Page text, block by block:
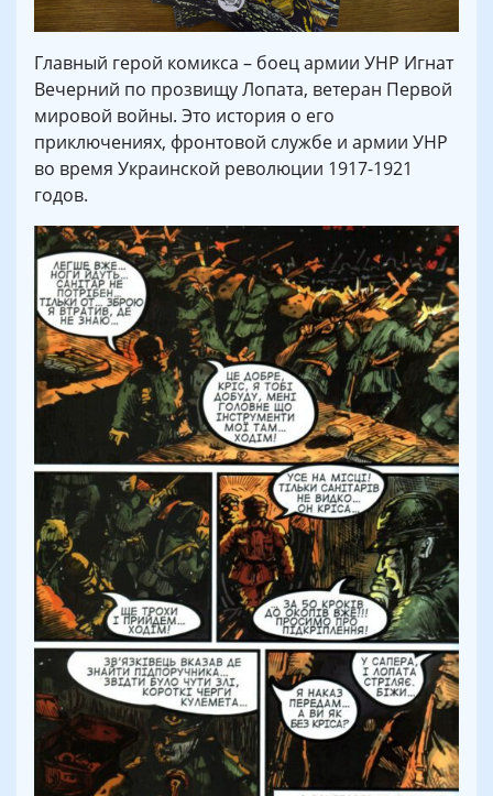
Главный герой комикса – боец армии УНР Игнат
Вечерний по прозвищу Лопата, ветеран Первой
мировой войны. Это история о его
приключениях, фронтовой службе и армии УНР
во время Украинской революции 1917-1921
годов.